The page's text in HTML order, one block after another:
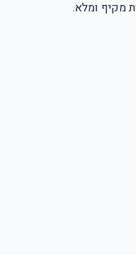
מקיף ומלא.